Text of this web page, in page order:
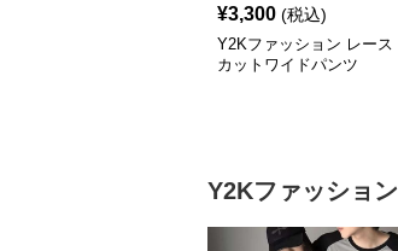
¥3,300 (税込)
Y2Kファッション レース
カットワイドパンツ
Y2Kファッション